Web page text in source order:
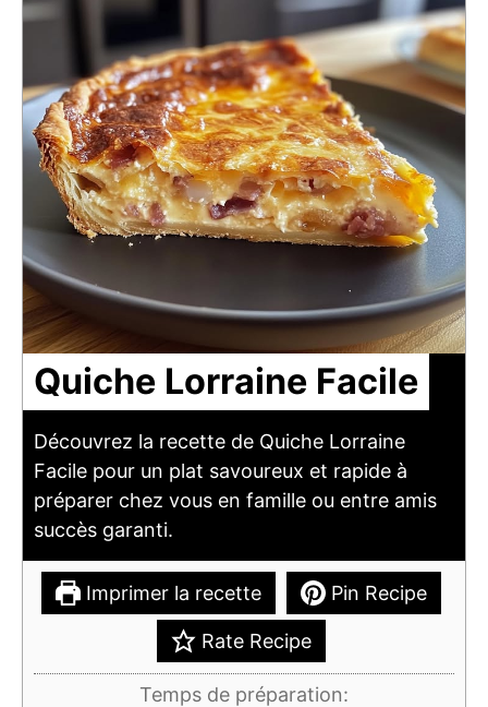
Quiche Lorraine Facile
Découvrez la recette de Quiche Lorraine
Facile pour un plat savoureux et rapide à
préparer chez vous en famille ou entre amis
succès garanti.
Imprimer la recette Pin Recipe
Rate Recipe
Temps de préparation: